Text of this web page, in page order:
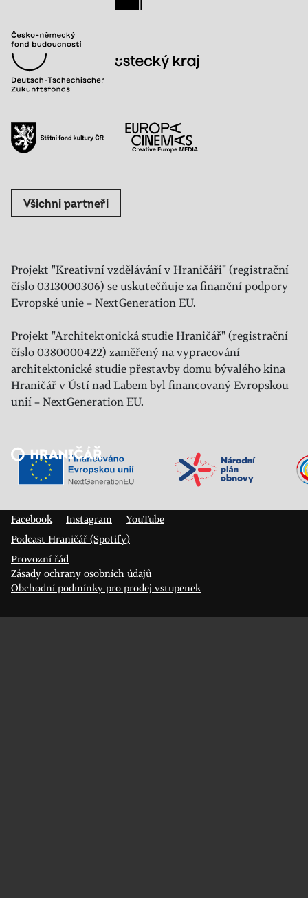
Všichni partneři
Projekt "Kreativní vzdělávání v Hraničáři" (registrační
číslo 0313000306) se uskutečňuje za finanční podpory
Evropské unie – NextGeneration EU.
Projekt "Architektonická studie Hraničář" (registrační
číslo 0380000422) zaměřený na vypracování
architektonické studie přestavby domu bývalého kina
Hraničář v Ústí nad Labem byl financovaný Evropskou
unií – NextGeneration EU.
Veřejný sál Hraničář, spolek
Facebook
Instagram
YouTube
Podcast Hraničář (Spotify)
Provozní řád
Zásady ochrany osobních údajů
Obchodní podmínky pro prodej vstupenek